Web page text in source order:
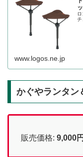
チ
www.logos.ne.jp
かぐやランタン
販売価格: 9,000円